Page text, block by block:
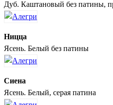
Дуб. Каштановый без патины,
Ницца
Ясень. Белый без патины
Сиена
Ясень. Белый, серая патина